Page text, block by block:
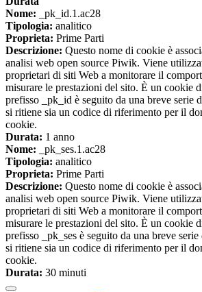
Nome: _pk_id.1.ac28
Tipologia: analitico
Proprieta: Prime Parti
Descrizione: Questo nome di cookie è
analisi web open source Piwik. Viene
proprietari di siti Web a monitorare il
misurare le prestazioni del sito. È un cookie
prefisso _pk_id è seguito da una breve serie
si ritiene sia un codice di riferimento per il
cookie.
Durata: 1 anno
Nome: _pk_ses.1.ac28
Tipologia: analitico
Proprieta: Prime Parti
Descrizione: Questo nome di cookie è
analisi web open source Piwik. Viene
proprietari di siti Web a monitorare il
misurare le prestazioni del sito. È un cookie
prefisso _pk_ses è seguito da una breve
si ritiene sia un codice di riferimento per il
cookie.
Durata: 30 minuti